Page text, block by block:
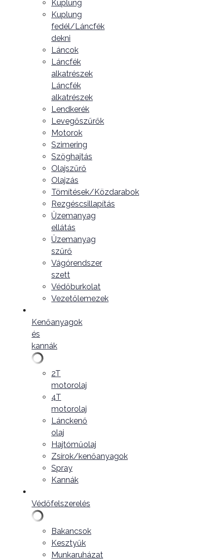
Kuplung
Kuplung
fedél/Láncfék
dekni
Láncok
Láncfék
alkatrészek
Láncfék
alkatrészek
Lendkerék
Levegőszűrők
Motorok
Szimering
Szöghajtás
Olajszűrő
Olajzás
Tömítések/Közdarabok
Rezgéscsillapítás
Üzemanyag
ellátás
Üzemanyag
szűrő
Vágórendszer
szett
Védőburkolat
Vezetőlemezek
Kenőanyagok
és
kannák
2T
motorolaj
4T
motorolaj
Lánckenő
olaj
Hajtóműolaj
Zsírok/kenőanyagok
Spray
Kannák
Védőfelszerelés
Bakancsok
Kesztyűk
Munkaruházat